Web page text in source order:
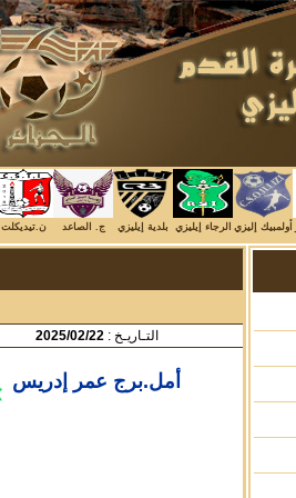
أولمبيك إليزي الرجاء إيليزي بلدية إيليزي ج. الصاعد ن.تيديكلت
التـاريـخ : 2025/02/22
أمل.برج عمر إدريس